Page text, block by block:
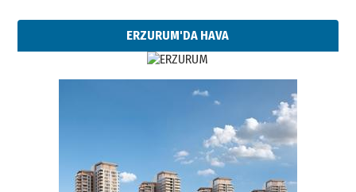
ERZURUM'DA HAVA